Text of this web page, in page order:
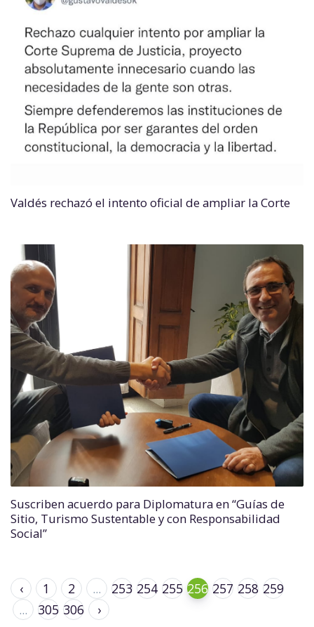
Valdés rechazó el intento oficial de ampliar la Corte
Suscriben acuerdo para Diplomatura en “Guías de
Sitio, Turismo Sustentable y con Responsabilidad
Social”
‹ 1 2 ... 253 254 255 256 257 258 259
...
305 306 ›